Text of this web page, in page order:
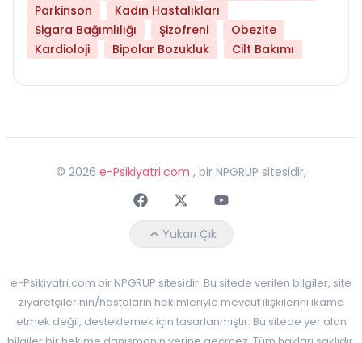
Parkinson
Kadın Hastalıkları
Sigara Bağımlılığı
Şizofreni
Obezite
Kardioloji
Bipolar Bozukluk Cilt Bakımı
© 2026 e-Psikiyatri.com , bir NPGRUP sitesidir,
FaceebokTwitterYoutube
Yukarı Çık
e-Psikiyatri.com bir NPGRUP sitesidir. Bu sitede verilen bilgiler, site
ziyaretçilerinin/hastaların hekimleriyle mevcut ilişkilerini ikame
etmek değil, desteklemek için tasarlanmıştır. Bu sitede yer alan